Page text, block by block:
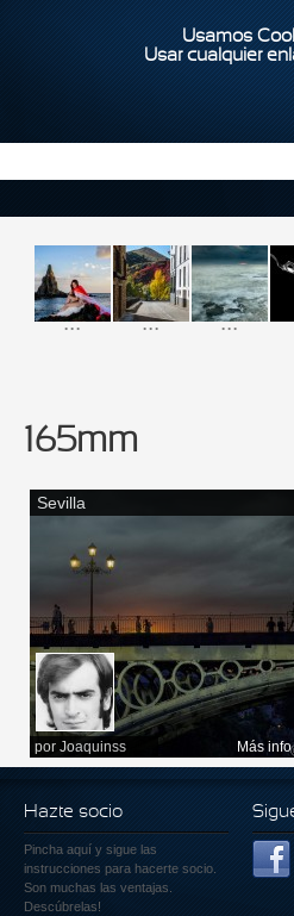
Usamos
Usar cualquier
... ... ...
165mm
Sevilla
por Joaquinss Más info
Hazte socio
Pincha aquí y sigue las
instrucciones para hacerte socio.
Son muchas las ventajas.
Descúbrelas!